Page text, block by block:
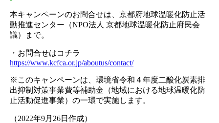
本キャンペーンのお問合せは、京都府地球温暖化防止活
動推進センター（NPO法人 京都地球温暖化防止府民会
議）まで。
・お問合せはコチラ
https://www.kcfca.or.jp/aboutus/contact/
※このキャンペーンは、環境省令和４年度二酸化炭素排
出抑制対策事業費等補助金（地域における地球温暖化防
止活動促進事業）の一環で実施します。
（2022年9月26日作成）